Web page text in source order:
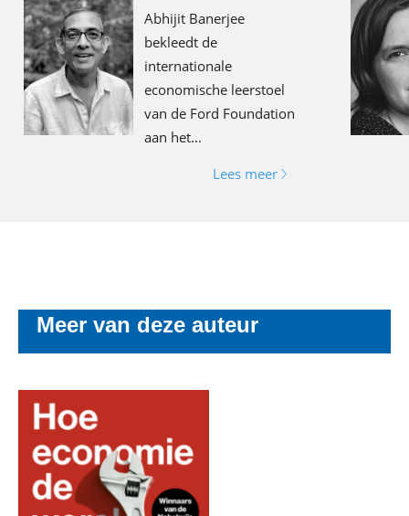
Abhijit Banerjee
bekleedt de
internationale
economische leerstoel
van de Ford Foundation
aan het...
Lees meer
Meer van deze auteur